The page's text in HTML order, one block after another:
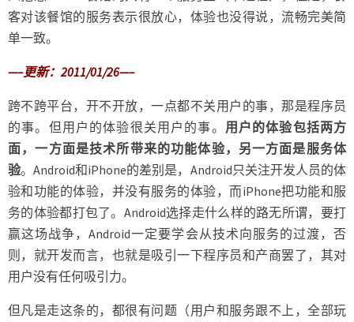
客对该餐馆的服务表示很放心，体验也没得说，流畅完美简
单一致。
—–更新：2011/01/26—–
跨不跨平台，开不开放，一点都不关用户的事，那是程序员
的事。但用户的体验很关用户的事。 用户的体验包括两方
面，一方面是技术所带来的功能体验，另一方面是服务体
验。Android和iPhone的差别是，Android只关注开发人员的体
验和功能的体验，并没有服务的体验，而iPhone把功能和服
务的体验都打包了。Android选择走什么样的路无所谓，要打
赢这场战争，Android一定要学会从技术向服务的过渡，否
则，就开发而言，也就是吸引一下程序员和产商罢了，其对
用户没有任何吸引力。
但凡是走这条的，都很有问题（用户和服务跟不上，全部玩